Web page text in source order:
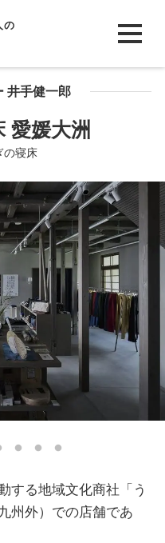
の
井手健一郎
愛媛大洲
の寝床
する地域文化商社「う
州外）での店舗であ